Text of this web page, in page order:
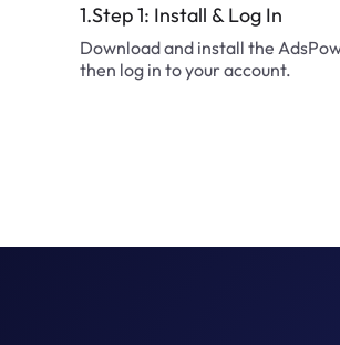
1.Step 1: Install & Log In
Download and install the
then log in to your account.